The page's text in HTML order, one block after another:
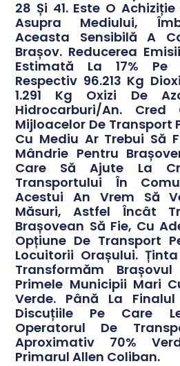
28 Și 41. Este O
Asupra Mediului,
Aceasta Sensibilă A
Brașov. Reducerea
Estimată La 17% Pe
Respectiv 96.213 Kg
1.291 Kg Oxizi De
Hidrocarburi/an. Cred
Mijloacelor De Transport
Cu Mediu Ar Trebui Să
Mândrie Pentru
Care Să Ajute La
Transportului În
Acestui An Vrem Să
Măsuri, Astfel Încât
Brașovean Să Fie, Cu
Opțiune De Transport
Locuitorii Orașului.
Transformăm
Primele Municipii Mari
Verde. Până La
Discuțiile Pe Care
Operatorul De
Aproximativ 70%
Primarul Allen Coliban.